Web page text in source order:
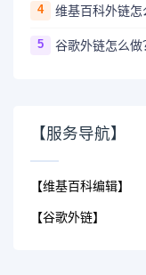
4
5 谷歌外链怎么做
【服务导航】
【维基百科编辑】
【谷歌外链】